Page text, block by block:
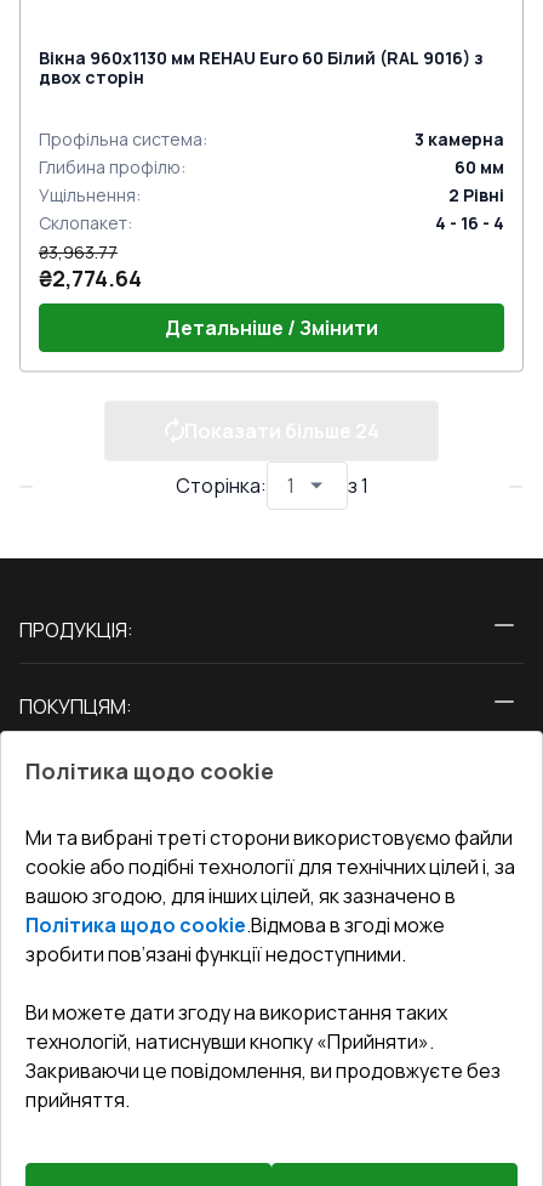
Вікна 960x1130 мм REHAU Euro 60 Білий (RAL 9016) з
двох сторін
Профільна система: 3 камерна
Глибина профілю: 60 мм
Ущільнення: 2 Рівні
Склопакет:
4 - 16 - 4
₴3,963.77
₴2,774.64
Детальніше / Змінити
Сторінка: з1
ПРОДУКЦІЯ:
Двері
ПОКУПЦЯМ:
Блог
Адреса гіпермаркета
Як правильно заміряти вікна
СЕРВІС ТА ОБЛУГОВУВАННЯ:
Доставка і Оплата
Гарантія та Сервіс
Повернення товару
Договір публічної оферти
КОНТАКТИ
Офіс:Україна, м. Вінниця, вул. Келецька 60 кв. 61
undefined(undefined)
Політика щодо cookie
Ми та вибрані треті сторони використовуємо файли
cookie або подібні технології для технічних цілей і, за
вашою згодою, для інших цілей, як зазначено в
Політика щодо cookie.Відмова в згоді може
зробити пов’язані функції недоступними.
Ви можете дати згоду на використання таких
технологій, натиснувши кнопку «Прийняти».
Закриваючи це повідомлення, ви продовжуєте без
прийняття.